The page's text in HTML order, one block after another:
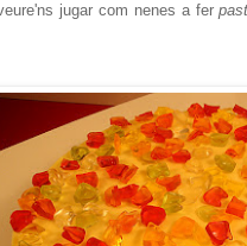
jugar com nenes a fer